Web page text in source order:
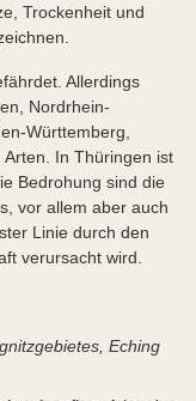
Trockenheit und
Allerdings
Nordrhein-
Württemberg,
In Thüringen ist
Bedrohung sind die
vor allem aber auch
Linie durch den
verursacht wird.
Eching